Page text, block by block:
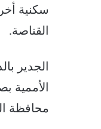
القناصة.
الجدير
محافظة